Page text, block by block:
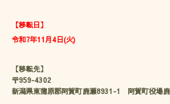
【移転日】
令和7年11月4日(火)
【移転先】
〒959-4302
新潟県東蒲原郡阿賀町鹿瀬8931-1 阿賀町役場